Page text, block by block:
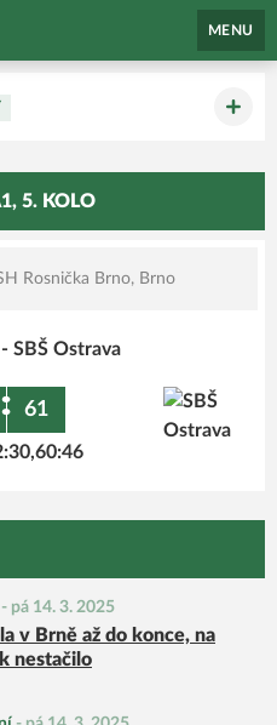
MENU
5. KOLO
Rosnička Brno, Brno
SBŠ Ostrava
: 61
- pá 14. 3. 2025
v Brně až do konce, na
nestačilo